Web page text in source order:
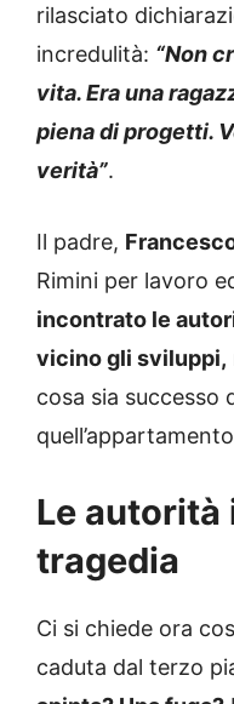
rilasciato
incredulità: “Non
vita. Era una
piena di progetti.
verità”.
Il padre,
Rimini per lavoro
incontrato le
vicino gli sviluppi,
cosa sia successo
Le autorità
tragedia
Ci si chiede ora
caduta dal terzo